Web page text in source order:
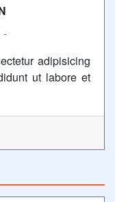
-
adipisicing
ut labore et